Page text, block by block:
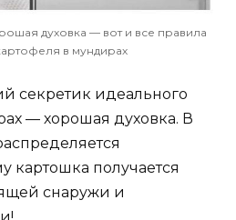
духовка — вот и все правила
в мундирах
секретик идеального
— хорошая духовка. В
картошка получается
снаружи и